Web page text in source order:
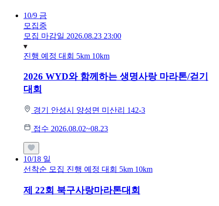
10/9 금
모집중
모집 마감일 2026.08.23 23:00
진행 예정 대회 5km 10km
2026 WYD와 함께하는 생명사랑 마라톤/걷기
대회
경기 안성시 양성면 미산리 142-3
접수 2026.08.02~08.23
10/18 일
선착순 모집 진행 예정 대회 5km 10km
제 22회 북구사랑마라톤대회